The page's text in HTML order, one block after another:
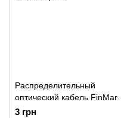
Распределительный
оптический кабель FinMark
FTTH002-SM-02 (1 метр)
3 грн